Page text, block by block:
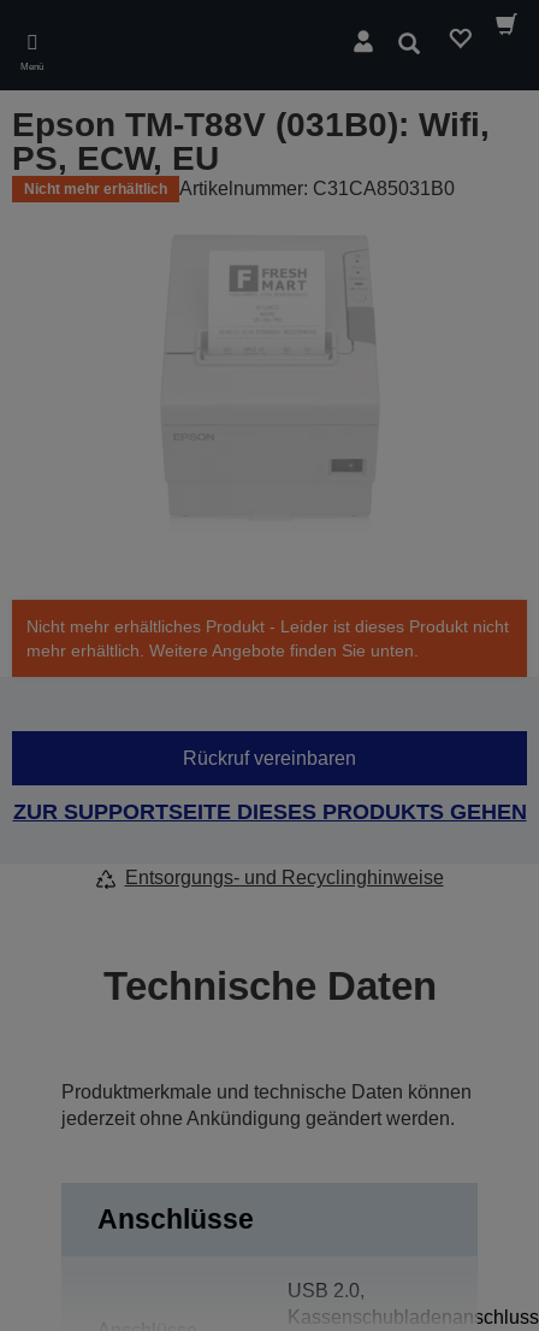
main
content
Menü
Suchen
Epson TM-T88V (031B0): Wifi,
PS, ECW, EU
Nicht mehr erhältlich Artikelnummer: C31CA85031B0
Nicht mehr erhältliches Produkt - Leider ist dieses Produkt nicht
mehr erhältlich. Weitere Angebote finden Sie unten.
Rückruf vereinbaren
ZUR SUPPORTSEITE DIESES PRODUKTS GEHEN
Entsorgungs- und Recyclinghinweise
Technische Daten
Produktmerkmale und technische Daten können
jederzeit ohne Ankündigung geändert werden.
Anschlüsse
USB 2.0,